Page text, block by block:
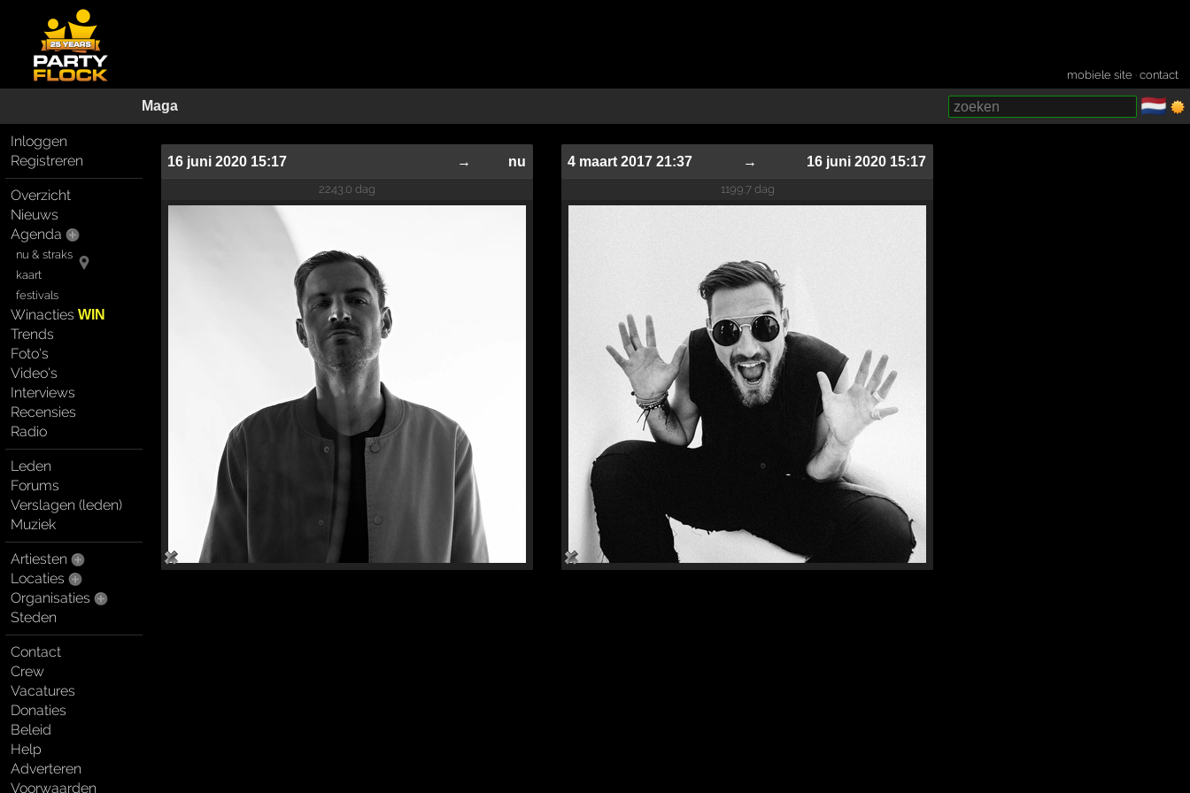
mobiele site ·contact
Maga 🇳🇱
Inloggen
Registreren
Overzicht
Nieuws
Agenda
nu & straks
kaart
festivals
WinactiesWIN
Trends
Foto's
Video's
Interviews
Recensies
Radio
Leden
Forums
Verslagen (leden)
Muziek
Artiesten
Locaties
Organisaties
Steden
Contact
Crew
Vacatures
Donaties
Beleid
Help
Adverteren
Voorwaarden
16 juni 2020 15:17 → nu
2243.0 dag
4 maart 2017 21:37 → 16 juni 2020 15:17
1199.7 dag